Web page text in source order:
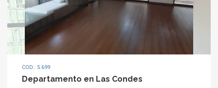
COD.: 5.699
Departamento en Las Condes